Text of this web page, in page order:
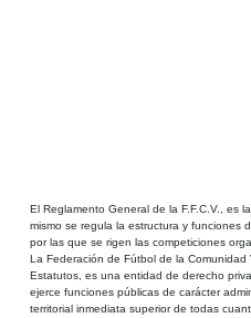
El Reglamento General de la F.F.C.V., es
mismo se regula la estructura y funciones
por las que se rigen las competiciones
La Federación de Fútbol de la
Estatutos, es una entidad de derecho
ejerce funciones públicas de carácter
territorial inmediata superior de todas